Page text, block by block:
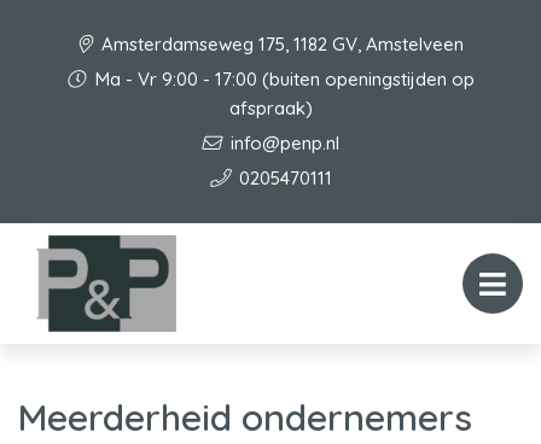
Amsterdamseweg 175, 1182 GV, Amstelveen
Ma - Vr 9:00 - 17:00 (buiten openingstijden op
afspraak)
info@penp.nl
0205470111
Meerderheid ondernemers